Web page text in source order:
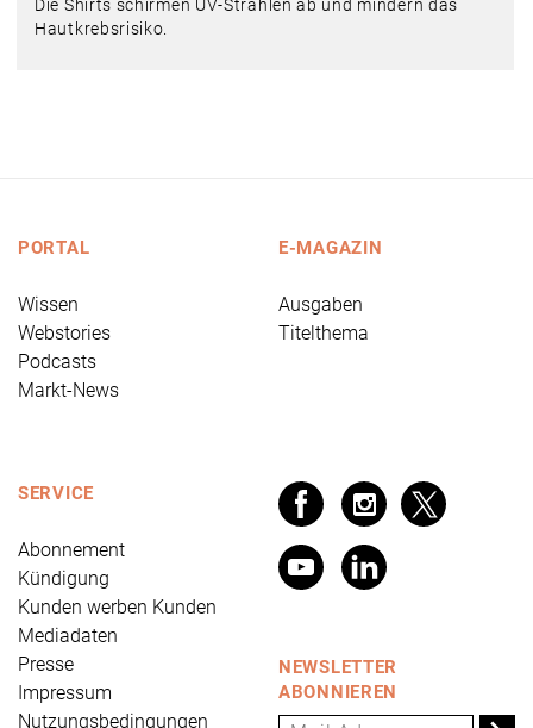
Die Shirts schirmen UV-Strahlen ab und mindern das
Hautkrebsrisiko.
PORTAL
Wissen
Webstories
Podcasts
Markt-News
E-MAGAZIN
Ausgaben
Titelthema
SERVICE
Abonnement
Kündigung
Kunden werben Kunden
Mediadaten
Presse
Impressum
Nutzungsbedingungen
NEWSLETTER
ABONNIEREN